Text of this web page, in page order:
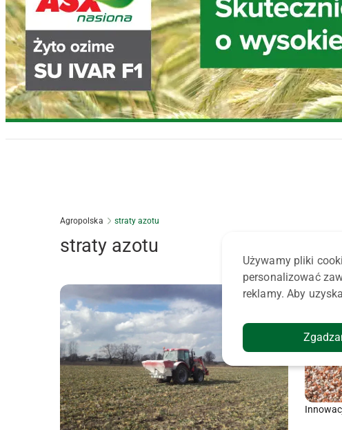
Agropolska straty azotu
straty azotu
Używamy pliki
personalizować
reklamy. Aby